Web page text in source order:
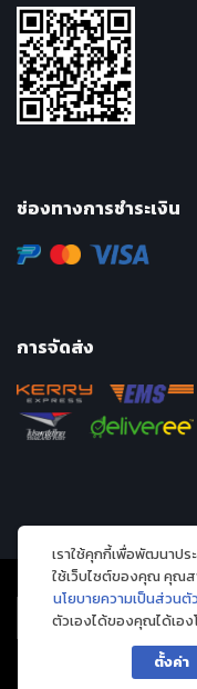
ช่องทางการชำระเงิน
การจัดส่ง
เราใช้คุกกี้เพื่อพัฒนาปร
ใช้เว็บไซต์ของคุณ คุณส
นโยบายความเป็นส่วนตัว
ตัวเองได้ของคุณได้เอ
ตั้งค่า